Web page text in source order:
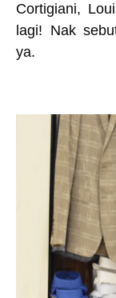
Cortigiani,
lagi! Nak
ya.